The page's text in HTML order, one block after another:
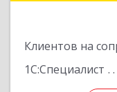
Клиентов на
1С:Специалист